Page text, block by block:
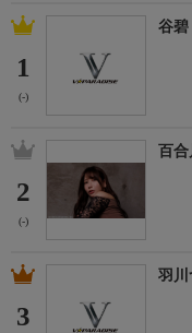
1
(-)
谷碧
2
(-)
百
3
羽川